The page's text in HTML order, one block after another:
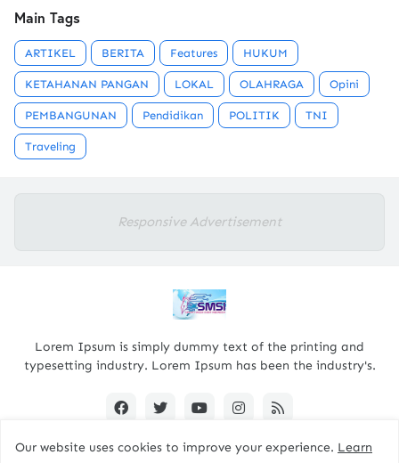
Main Tags
ARTIKEL BERITA Features HUKUM
KETAHANAN PANGAN LOKAL OLAHRAGA Opini
PEMBANGUNAN Pendidikan POLITIK TNI
Traveling
Responsive Advertisement
Lorem Ipsum is simply dummy text of the printing and
typesetting industry. Lorem Ipsum has been the industry's.
Our website uses cookies to improve your experience. Learn